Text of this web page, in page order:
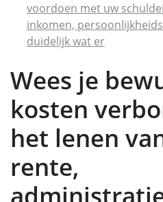
voordoen met uw
inkomen,
duidelijk wat er
Wees je
kosten
het lenen
rente,